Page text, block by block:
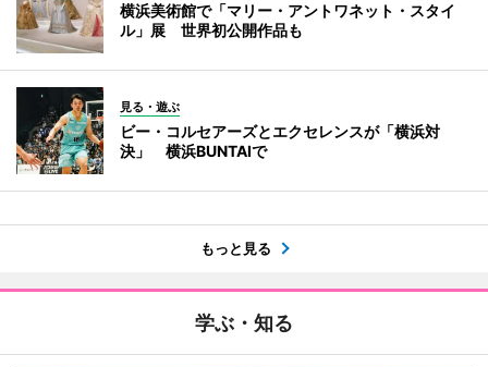
横浜美術館で「マリー・アントワネット・スタイ
ル」展 世界初公開作品も
見る・遊ぶ
ビー・コルセアーズとエクセレンスが「横浜対
決」 横浜BUNTAIで
もっと見る
学ぶ・知る